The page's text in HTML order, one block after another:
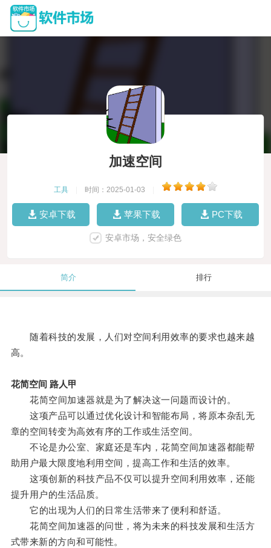
加速空间
工具 时间：2025-01-03
安卓下载 苹果下载 PC下载
安卓市场，安全绿色
简介 排行
随着科技的发展，人们对空间利用效率的要求也越来越
高。
花简空间 路人甲
花简空间加速器就是为了解决这一问题而设计的。
这项产品可以通过优化设计和智能布局，将原本杂乱无
章的空间转变为高效有序的工作或生活空间。
不论是办公室、家庭还是车内，花简空间加速器都能帮
助用户最大限度地利用空间，提高工作和生活的效率。
这项创新的科技产品不仅可以提升空间利用效率，还能
提升用户的生活品质。
它的出现为人们的日常生活带来了便利和舒适。
花简空间加速器的问世，将为未来的科技发展和生活方
式带来新的方向和可能性。